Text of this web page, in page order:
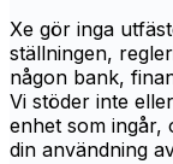
Xe gör inga
ställningen,
någon bank,
Vi stöder inte
enhet som
din användning